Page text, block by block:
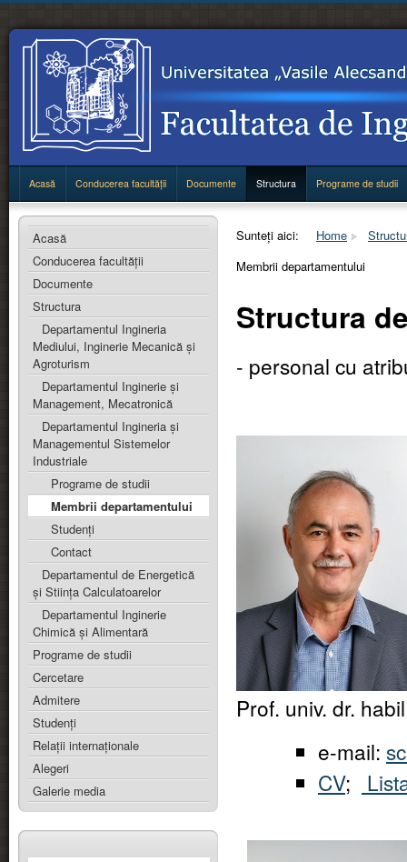
Acasă Conducerea facultății Documente Structura Programe de studii
Acasă
Conducerea facultății
Documente
Structura
Departamentul Ingineria
Mediului, Inginerie Mecanică și
Agroturism
Departamentul Inginerie şi
Management, Mecatronică
Departamentul Ingineria şi
Managementul Sistemelor
Industriale
Programe de studii
Membrii departamentului
Studenți
Contact
Departamentul de Energetică
şi Stiinţa Calculatoarelor
Departamentul Inginerie
Chimică şi Alimentară
Programe de studii
Cercetare
Admitere
Studenţi
Relaţii internaţionale
Alegeri
Galerie media
Sunteți aici: Home
Membrii departamentului
Structura
- personal cu
Prof. univ. dr.
e-mail:
CV;